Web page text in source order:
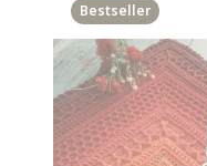
Bestseller